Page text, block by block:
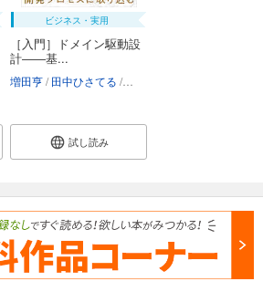
ビジネス・実用
［入門］ドメイン駆動設
計――基...
増田亨 田中ひさてる
試し読み